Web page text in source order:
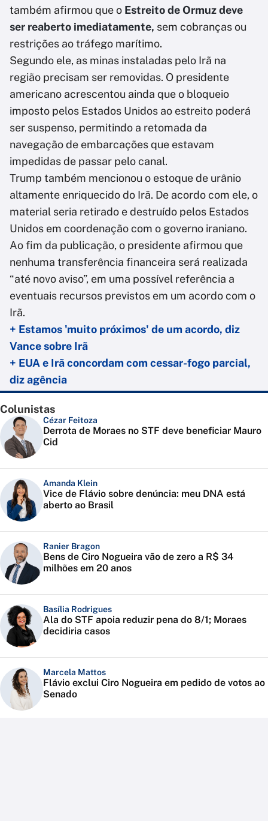
também afirmou que o Estreito de Ormuz deve
ser reaberto imediatamente, sem cobranças ou
restrições ao tráfego marítimo.
Segundo ele, as minas instaladas pelo Irã na
região precisam ser removidas. O presidente
americano acrescentou ainda que o bloqueio
imposto pelos Estados Unidos ao estreito poderá
ser suspenso, permitindo a retomada da
navegação de embarcações que estavam
impedidas de passar pelo canal.
Trump também mencionou o estoque de urânio
altamente enriquecido do Irã. De acordo com ele, o
material seria retirado e destruído pelos Estados
Unidos em coordenação com o governo iraniano.
Ao fim da publicação, o presidente afirmou que
nenhuma transferência financeira será realizada
“até novo aviso”, em uma possível referência a
eventuais recursos previstos em um acordo com o
Irã.
+ Estamos 'muito próximos' de um acordo, diz
Vance sobre Irã
+ EUA e Irã concordam com cessar-fogo parcial,
diz agência
Colunistas
Cézar Feitoza
Derrota de Moraes no STF deve beneficiar Mauro
Cid
Amanda Klein
Vice de Flávio sobre denúncia: meu DNA está
aberto ao Brasil
Ranier Bragon
Bens de Ciro Nogueira vão de zero a R$ 34
milhões em 20 anos
Basília Rodrigues
Ala do STF apoia reduzir pena do 8/1; Moraes
decidiria casos
Marcela Mattos
Flávio exclui Ciro Nogueira em pedido de votos ao
Senado